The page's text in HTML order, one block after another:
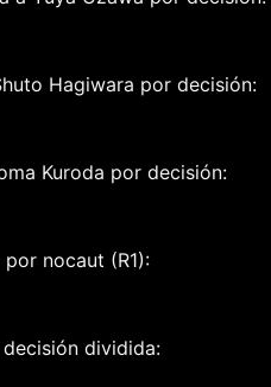
Hagiwara por decisión:
Kuroda por decisión:
nocaut (R1):
dividida: